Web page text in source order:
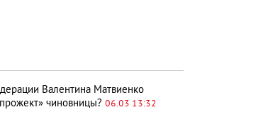
Валентина Матвиенко
чиновницы? 06.03 13:32